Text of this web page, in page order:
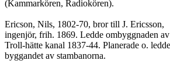
(Kammarkören, Radiokören).
Ericson, Nils, 1802-70, bror till J. Ericsson,
ingenjör, frih. 1869. Ledde ombyggnaden av
Troll-hätte kanal 1837-44. Planerade o.
byggandet av stambanorna.